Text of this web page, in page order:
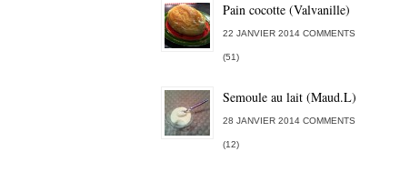
Pain cocotte (Valvanille)
22 JANVIER 2014 COMMENTS
(51)
Semoule au lait (Maud.L)
28 JANVIER 2014 COMMENTS
(12)